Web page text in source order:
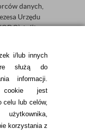
i/lub innych
służą do
informacji.
jest
celu lub celów,
korzystania z
danych,
Urzędu
jeśli
jest